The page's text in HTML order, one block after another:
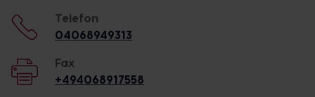
Telefon
04068949313
Fax
+494068917558